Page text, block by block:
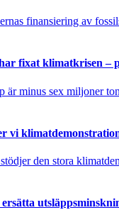
finansiering av
fixat klimatkrisen –
är minus sex miljoner
vi
den stora